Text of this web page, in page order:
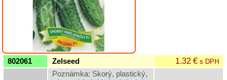
Ďatelina,
Paprika
Cibuľa
802061 Zelseed 1.32 €s DPH
Poznámka: Skorý, plastický,